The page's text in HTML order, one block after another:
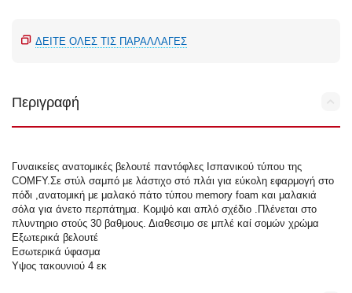
ΔΕΊΤΕ ΌΛΕΣ ΤΙΣ ΠΑΡΑΛΛΑΓΈΣ
Περιγραφή
Γυναικείες ανατομικές βελουτέ παντόφλες Ισπανικού τύπου της
COMFY.Σε στύλ σαμπό με λάστιχο στό πλάι για εύκολη εφαρμογή στο
πόδι ,ανατομική με μαλακό πάτο τύπου memory foam και μαλακιά
σόλα για άνετο περπάτημα. Κομψό και απλό σχέδιο .Πλένεται στο
πλυντηριο στούς 30 βαθμους. Διαθεσιμο σε μπλέ καί σομών χρώμα
Εξωτερικά βελουτέ
Εσωτερικά ύφασμα
Υψος τακουνιού 4 εκ